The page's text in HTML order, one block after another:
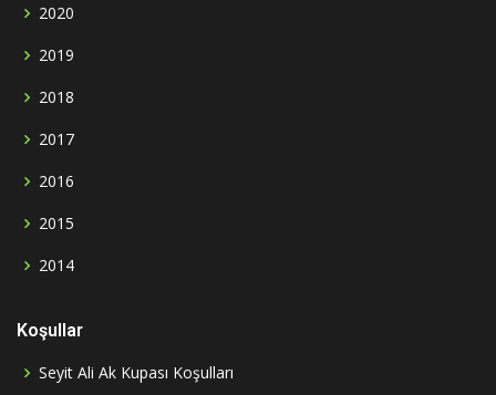
2020
2019
2018
2017
2016
2015
2014
Koşullar
Seyit Ali Ak Kupası Koşulları